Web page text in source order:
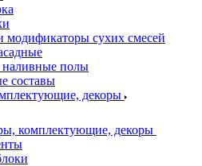
модификаторы сухих смесей
полы
составы
декоры
комплектующие, декоры